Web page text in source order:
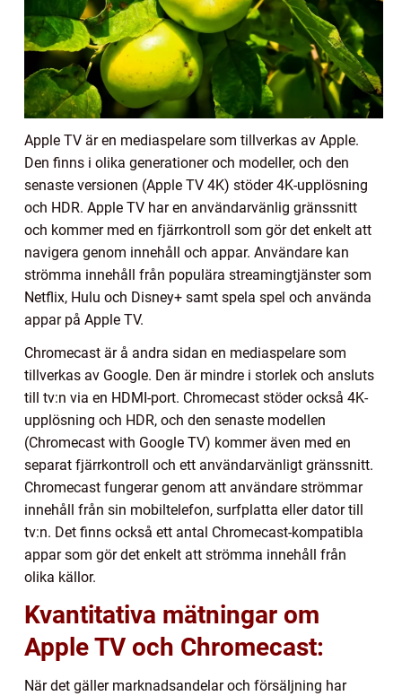
Apple TV är en mediaspelare som tillverkas av Apple.
Den finns i olika generationer och modeller, och den
senaste versionen (Apple TV 4K) stöder 4K-upplösning
och HDR. Apple TV har en användarvänlig gränssnitt
och kommer med en fjärrkontroll som gör det enkelt att
navigera genom innehåll och appar. Användare kan
strömma innehåll från populära streamingtjänster som
Netflix, Hulu och Disney+ samt spela spel och använda
appar på Apple TV.
Chromecast är å andra sidan en mediaspelare som
tillverkas av Google. Den är mindre i storlek och ansluts
till tv:n via en HDMI-port. Chromecast stöder också 4K-
upplösning och HDR, och den senaste modellen
(Chromecast with Google TV) kommer även med en
separat fjärrkontroll och ett användarvänligt gränssnitt.
Chromecast fungerar genom att användare strömmar
innehåll från sin mobiltelefon, surfplatta eller dator till
tv:n. Det finns också ett antal Chromecast-kompatibla
appar som gör det enkelt att strömma innehåll från
olika källor.
Kvantitativa mätningar om
Apple TV och Chromecast:
När det gäller marknadsandelar och försäljning har